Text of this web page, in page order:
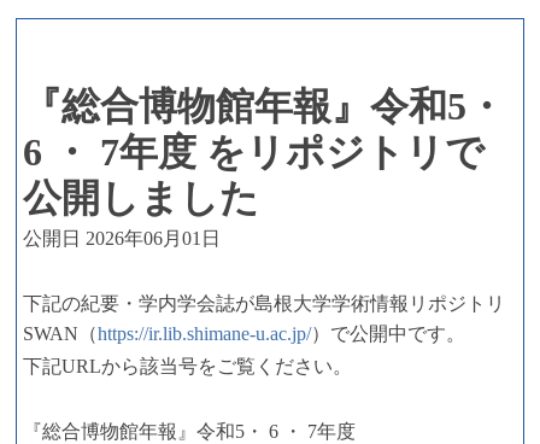
『総合博物館年報』令和5・
6 ・ 7年度 をリポジトリで
公開しました
公開日 2026年06月01日
下記の紀要・学内学会誌が島根大学学術情報リポジトリ
SWAN（https://ir.lib.shimane-u.ac.jp/）で公開中です。
下記URLから該当号をご覧ください。
『総合博物館年報』令和5・ 6 ・ 7年度